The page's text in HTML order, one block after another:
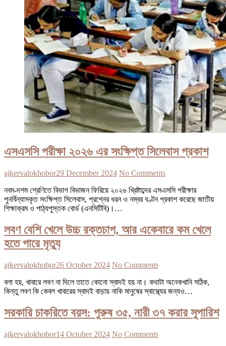
এসএসসি পরীক্ষা ২০২৬ এর সংক্ষিপ্ত সিলেবাস প্রকাশ
ajkervalokhobor29 December 2024 No Comments
নবম-দশম শ্রেণিতে বিভাগ বিভাজন ফিরিয়ে ২০২৬ খ্রিষ্টাব্দের এসএসসি পরীক্ষার
পুনর্বিন্যাসকৃত সংক্ষিপ্ত সিলেবাস, প্রশ্নের ধরন ও নম্বর বণ্টন প্রকাশ করেছে জাতীয়
শিক্ষাক্রম ও পাঠ্যপুস্তক বোর্ড (এনসিটিবি)।…
লবণ বেশি খেলে উচ্চ রক্তচাপ, আর একেবারে কম খেলে
হতে পারে মৃত্যু
ajkervalokhobor26 October 2024 No Comments
বলা হয়, খাবারে লবণ না দিলে তাতে কোনো স্বাদই হয় না। কথাটা অনেকখানি সঠিক,
কিন্তু লবণ কি কেবল খাবারের স্বাদই বাড়ায় নাকি মানুষের স্বাস্থ্যের জন্যও…
সরকারি চাকরিতে বয়স: পুরুষ ৩৫, নারী ৩৭ করার সুপারিশ
ajkervalokhobor14 October 2024 No Comments